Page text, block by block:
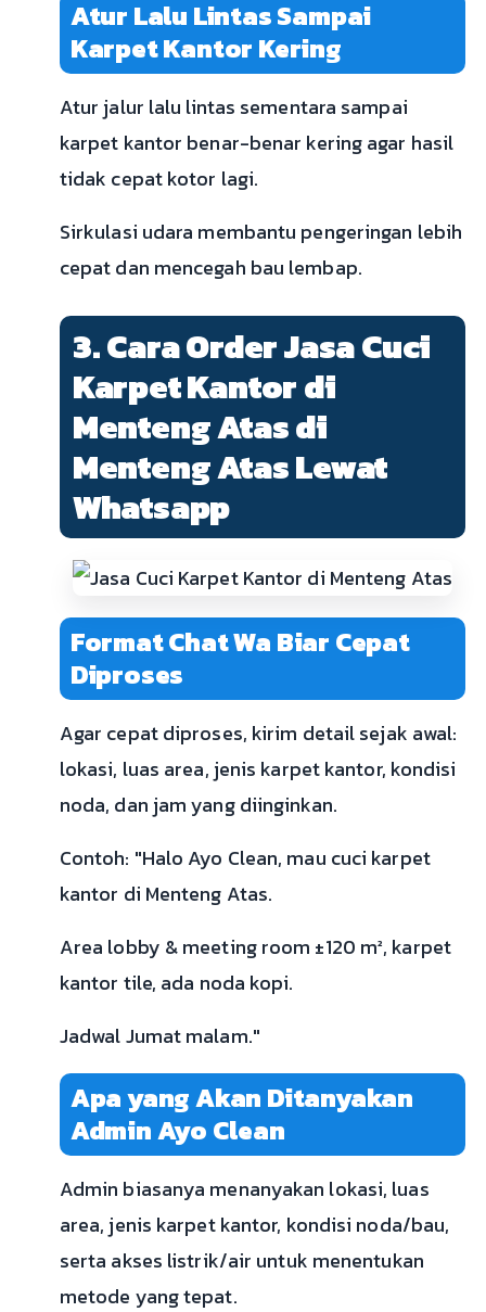
Atur Lalu Lintas Sampai
Karpet Kantor Kering
Atur jalur lalu lintas sementara sampai
karpet kantor benar-benar kering agar hasil
tidak cepat kotor lagi.
Sirkulasi udara membantu pengeringan lebih
cepat dan mencegah bau lembap.
3. Cara Order Jasa Cuci
Karpet Kantor di
Menteng Atas di
Menteng Atas Lewat
Whatsapp
Format Chat Wa Biar Cepat
Diproses
Agar cepat diproses, kirim detail sejak awal:
lokasi, luas area, jenis karpet kantor, kondisi
noda, dan jam yang diinginkan.
Contoh: "Halo Ayo Clean, mau cuci karpet
kantor di Menteng Atas.
Area lobby & meeting room ±120 m², karpet
kantor tile, ada noda kopi.
Jadwal Jumat malam."
Apa yang Akan Ditanyakan
Admin Ayo Clean
Admin biasanya menanyakan lokasi, luas
area, jenis karpet kantor, kondisi noda/bau,
serta akses listrik/air untuk menentukan
metode yang tepat.